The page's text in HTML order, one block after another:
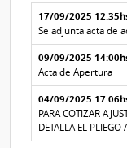
Aclaraciones del
Fecha y
texto de
la
aclaración
de la
17/09/2025
Se adjunta acta de
09/09/2025
Acta de Apertura
04/09/2025
PARA COTIZAR
DETALLA EL PLIEGO